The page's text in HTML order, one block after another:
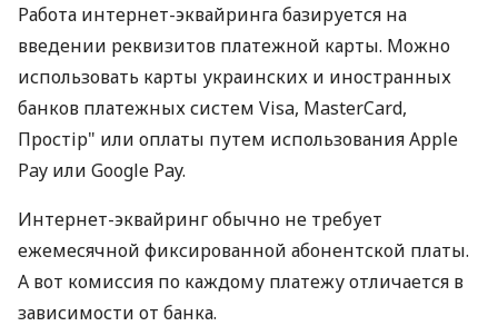
Работа интернет-эквайринга базируется на
введении реквизитов платежной карты. Можно
использовать карты украинских и иностранных
банков платежных систем Visa, MasterCard,
Простір" или оплаты путем использования Apple
Pay или Google Pay.
Интернет-эквайринг обычно не требует
ежемесячной фиксированной абонентской платы.
А вот комиссия по каждому платежу отличается в
зависимости от банка.